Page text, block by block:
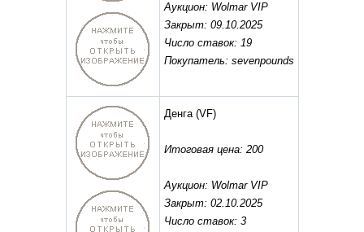
Аукцион: Wolmar VIP
Закрыт: 09.10.2025
Число ставок: 19
Покупатель: sevenpounds
Денга(VF)
Итоговая цена: 200
Аукцион: Wolmar VIP
Закрыт: 02.10.2025
Число ставок: 3